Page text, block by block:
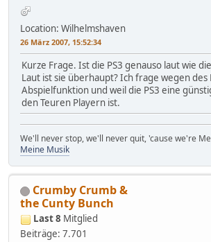
Location: Wilhelmshaven
26 März 2007, 15:52:34
Kurze Frage. Ist die PS3 genauso laut wie die
Laut ist sie überhaupt? Ich frage wegen des
Abspielfunktion und weil die PS3 eine
den Teuren Playern ist.
We'll never stop, we'll never quit, 'cause we're
Meine Musik
Crumby Crumb &
the Cunty Bunch
Last 8 Mitglied
Beiträge: 7.701